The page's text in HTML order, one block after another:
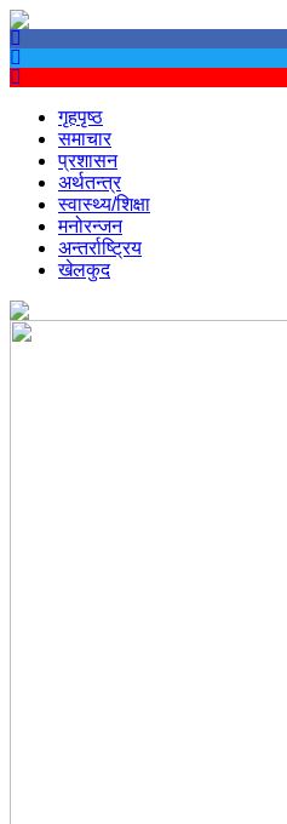
गृहपृष्ठ
समाचार
प्रशासन
अर्थतन्त्र
स्वास्थ्य/शिक्षा
मनोरन्जन
अन्तर्राष्ट्रिय
खेलकुद